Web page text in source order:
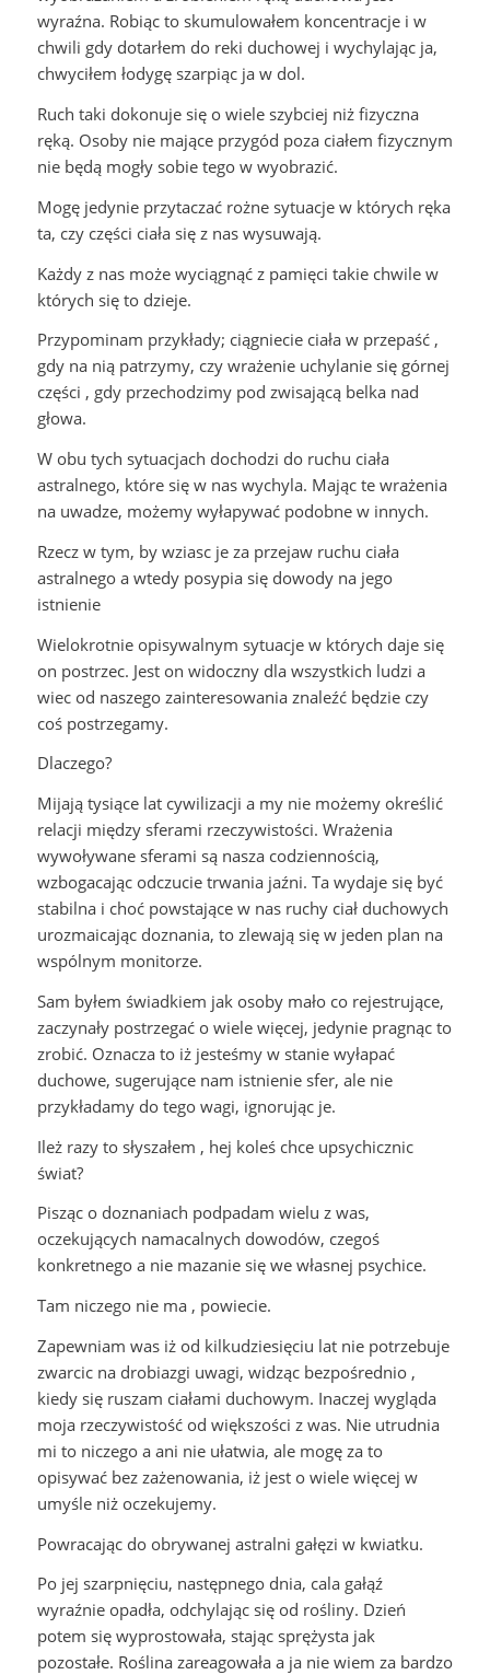
wyraźna. Robiąc to skumulowałem koncentracje i w
chwili gdy dotarłem do reki duchowej i wychylając ja,
chwyciłem łodygę szarpiąc ja w dol.
Ruch taki dokonuje się o wiele szybciej niż fizyczna
ręką. Osoby nie mające przygód poza ciałem fizycznym
nie będą mogły sobie tego w wyobrazić.
Mogę jedynie przytaczać rożne sytuacje w których ręka
ta, czy części ciała się z nas wysuwają.
Każdy z nas może wyciągnąć z pamięci takie chwile w
których się to dzieje.
Przypominam przykłady; ciągniecie ciała w przepaść ,
gdy na nią patrzymy, czy wrażenie uchylanie się górnej
części , gdy przechodzimy pod zwisającą belka nad
głowa.
W obu tych sytuacjach dochodzi do ruchu ciała
astralnego, które się w nas wychyla. Mając te wrażenia
na uwadze, możemy wyłapywać podobne w innych.
Rzecz w tym, by wziasc je za przejaw ruchu ciała
astralnego a wtedy posypia się dowody na jego
istnienie
Wielokrotnie opisywalnym sytuacje w których daje się
on postrzec. Jest on widoczny dla wszystkich ludzi a
wiec od naszego zainteresowania znaleźć będzie czy
coś postrzegamy.
Dlaczego?
Mijają tysiące lat cywilizacji a my nie możemy określić
relacji między sferami rzeczywistości. Wrażenia
wywoływane sferami są nasza codziennością,
wzbogacając odczucie trwania jaźni. Ta wydaje się być
stabilna i choć powstające w nas ruchy ciał duchowych
urozmaicając doznania, to zlewają się w jeden plan na
wspólnym monitorze.
Sam byłem świadkiem jak osoby mało co rejestrujące,
zaczynały postrzegać o wiele więcej, jedynie pragnąc to
zrobić. Oznacza to iż jesteśmy w stanie wyłapać
duchowe, sugerujące nam istnienie sfer, ale nie
przykładamy do tego wagi, ignorując je.
Ileż razy to słyszałem , hej koleś chce upsychicznic
świat?
Pisząc o doznaniach podpadam wielu z was,
oczekujących namacalnych dowodów, czegoś
konkretnego a nie mazanie się we własnej psychice.
Tam niczego nie ma , powiecie.
Zapewniam was iż od kilkudziesięciu lat nie potrzebuje
zwarcic na drobiazgi uwagi, widząc bezpośrednio ,
kiedy się ruszam ciałami duchowym. Inaczej wygląda
moja rzeczywistość od większości z was. Nie utrudnia
mi to niczego a ani nie ułatwia, ale mogę za to
opisywać bez zażenowania, iż jest o wiele więcej w
umyśle niż oczekujemy.
Powracając do obrywanej astralni gałęzi w kwiatku.
Po jej szarpnięciu, następnego dnia, cala gałąź
wyraźnie opadła, odchylając się od rośliny. Dzień
potem się wyprostowała, stając sprężysta jak
pozostałe. Roślina zareagowała a ja nie wiem za bardzo